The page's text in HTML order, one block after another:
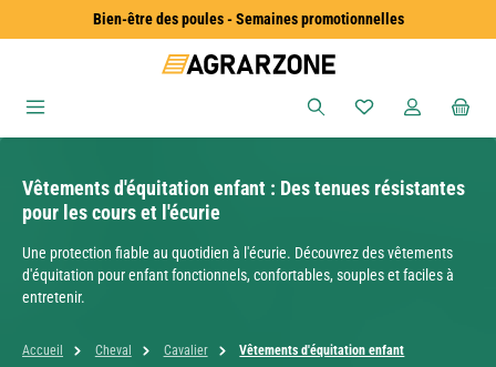
Passer au contenu principalBien-être des poules - Semaines promotionnelles
Vous avez 0
Vêtements d'équitation enfant : Des tenues résistantes
pour les cours et l'écurie
Une protection fiable au quotidien à l'écurie. Découvrez des vêtements
d'équitation pour enfant fonctionnels, confortables, souples et faciles à
entretenir.
Accueil Cheval Cavalier Vêtements d'équitation enfant